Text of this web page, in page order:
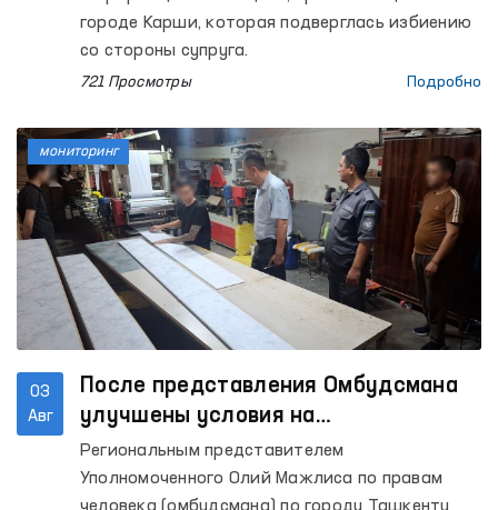
городе Карши, которая подверглась избиению
со стороны супруга.
721 Просмотры Подробно
03
Авг
После представления Омбудсмана
улучшены условия на
производственных объектах, где
трудятся осуждённые
Региональным представителем
Уполномоченного Олий Мажлиса по правам
мониторинг